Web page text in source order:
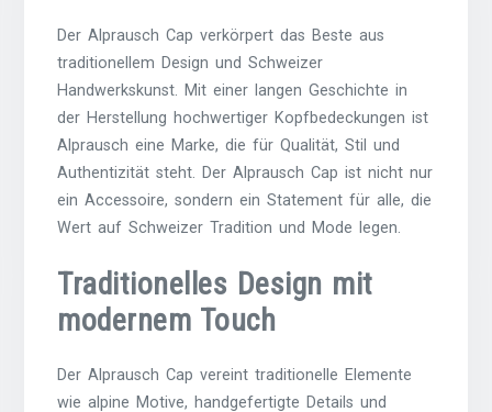
Der Alprausch Cap verkörpert das Beste aus
traditionellem Design und Schweizer
Handwerkskunst. Mit einer langen Geschichte in
der Herstellung hochwertiger Kopfbedeckungen ist
Alprausch eine Marke, die für Qualität, Stil und
Authentizität steht. Der Alprausch Cap ist nicht nur
ein Accessoire, sondern ein Statement für alle, die
Wert auf Schweizer Tradition und Mode legen.
Traditionelles Design mit
modernem Touch
Der Alprausch Cap vereint traditionelle Elemente
wie alpine Motive, handgefertigte Details und